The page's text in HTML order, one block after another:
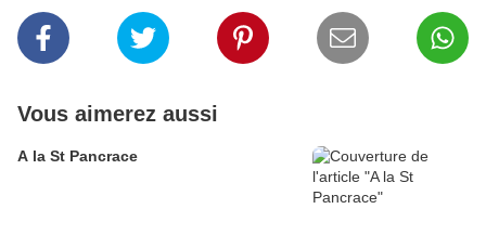
Vous aimerez aussi
A la St Pancrace